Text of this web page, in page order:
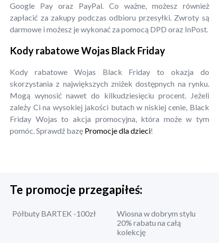
Google Pay oraz PayPal. Co ważne, możesz również
zapłacić za zakupy podczas odbioru przesyłki. Zwroty są
darmowe i możesz je wykonać za pomocą DPD oraz InPost.
Kody rabatowe Wojas Black Friday
Kody rabatowe Wojas Black Friday to okazja do
skorzystania z największych zniżek dostępnych na rynku.
Mogą wynosić nawet do kilkudziesięciu procent. Jeżeli
zależy Ci na wysokiej jakości butach w niskiej cenie, Black
Friday Wojas to akcja promocyjna, która może w tym
pomóc. Sprawdź bazę Promocje dla dzieci!
Te promocje przegapiłeś:
Półbuty BARTEK -100zł
Wiosna w dobrym stylu
20% rabatu na całą
kolekcję